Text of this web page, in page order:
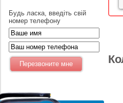
Будь ласка, введіть свій
номер телефону